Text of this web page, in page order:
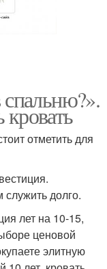
спальню?».
отметить для
долго.
лет на 10-15,
ценовой
элитную